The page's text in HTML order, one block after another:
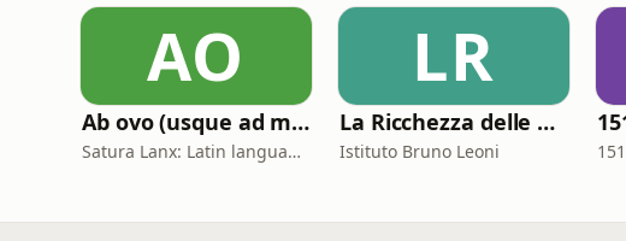
AO
Ab ovo (usque ad mala)
Satura Lanx: Latin language and literature for beginners.
LR
La Ricchezza delle Nazioni
Istituto Bruno Leoni